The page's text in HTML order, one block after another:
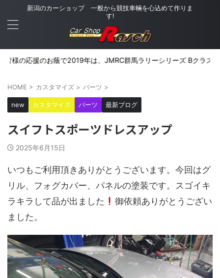
新潟のカーショップ 一般から競技車輛を心込めて作りま
す!
援のお蔭で2019年は、JMRC群馬ラリーシリーズ Bクラスでシリー
HOME > カスタマイズ > パーツ >
new カスタマイズ パーツ 最新ブログ
スイフトスポーツドレスアップ
2025年6月15日
いつもご利用頂きありがとうございます。今回はグ
リル、フォグカバー、パネルの塗装です。スゴイキ
ラキラして品が出ました
御依頼ありがとうござい
ました。